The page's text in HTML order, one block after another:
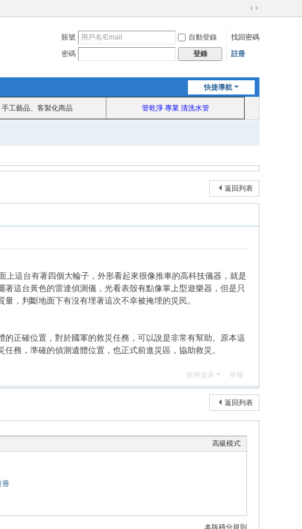
切
到
賬號 自動登錄
找回密碼
密碼
登錄 註冊
快捷導航
手工藝品、客製化商品 管乾淨 專業 清洗水管
返回列表
這台有著四個大輪子，外形看起來很像推車的高科技儀器，就是
這台黃色的雷達偵測儀，光看表殼有點像掌上型遊樂器，但是只
，判斷地面下有沒有埋著這次不幸被掩埋的災民。
正確位置，對於國軍的救災任務，可以說是非常有幫助。原本這
務，準確的偵測遺體位置，也正式前進災區，協助救災。
使用道具 舉報
返回列表
高級模式
冊
本版積分規則